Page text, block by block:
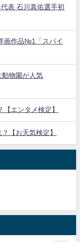
表 石川真佑選手初
画作品№1「スパイ
動物園が人気
エンタメ検定】
【お天気検定】